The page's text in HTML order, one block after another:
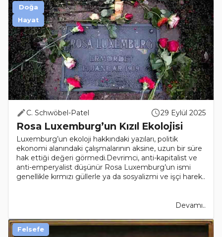
C. Schwöbel-Patel 29 Eylül 2025
Rosa Luxemburg’un Kızıl Ekolojisi
Luxemburg’un ekoloji hakkındaki yazıları, politik
ekonomi alanındaki çalışmalarının aksine, uzun bir süre
hak ettiği değeri görmedi.Devrimci, anti-kapitalist ve
anti-emperyalist düşünür Rosa Luxemburg’un ismi
genellikle kırmızı güllerle ya da sosyalizmi ve işçi harek..
Devamı..
Doğa
Hayat
Felsefe